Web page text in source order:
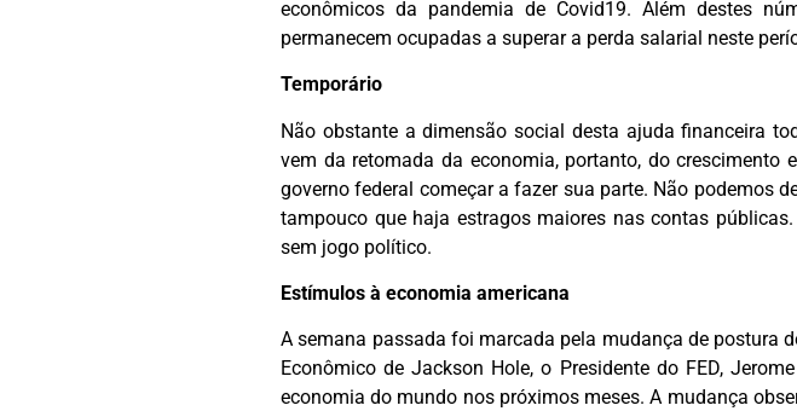
econômicos da pandemia de Covid19. Além destes
permanecem ocupadas a superar a perda salarial neste
Temporário
Não obstante a dimensão social desta ajuda financeira
vem da retomada da economia, portanto, do
governo federal começar a fazer sua parte. Não podemos
tampouco que haja estragos maiores nas contas
sem jogo político.
Estímulos à economia americana
A semana passada foi marcada pela mudança de postura
Econômico de Jackson Hole, o Presidente do FED,
economia do mundo nos próximos meses. A mudança